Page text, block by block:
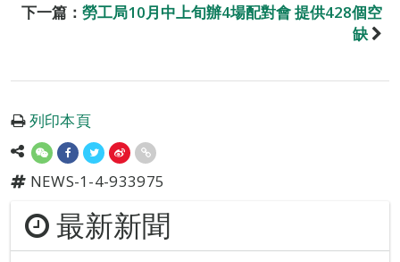
下一篇： 勞工局10月中上旬辦4場配對會 提供428個空
缺
列印本頁
NEWS-1-4-933975
最新新聞